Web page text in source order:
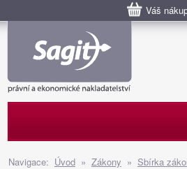
Váš
Navigace: Úvod » Zákony » Sbírka